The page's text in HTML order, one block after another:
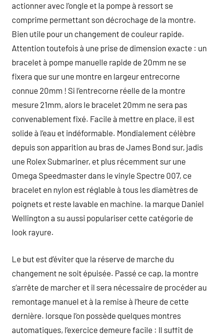
actionner avec l’ongle et la pompe à ressort se
comprime permettant son décrochage de la montre.
Bien utile pour un changement de couleur rapide.
Attention toutefois à une prise de dimension exacte : un
bracelet à pompe manuelle rapide de 20mm ne se
fixera que sur une montre en largeur entrecorne
connue 20mm ! Si l’entrecorne réelle de la montre
mesure 21mm, alors le bracelet 20mm ne sera pas
convenablement fixé. Facile à mettre en place, il est
solide à l’eau et indéformable. Mondialement célèbre
depuis son apparition au bras de James Bond sur, jadis
une Rolex Submariner, et plus récemment sur une
Omega Speedmaster dans le vinyle Spectre 007, ce
bracelet en nylon est réglable à tous les diamètres de
poignets et reste lavable en machine. la marque Daniel
Wellington a su aussi populariser cette catégorie de
look rayure.
Le but est d’éviter que la réserve de marche du
changement ne soit épuisée. Passé ce cap, la montre
s’arrête de marcher et il sera nécessaire de procéder au
remontage manuel et à la remise à l’heure de cette
dernière. lorsque l’on possède quelques montres
automatiques, l’exercice demeure facile : Il suffit de